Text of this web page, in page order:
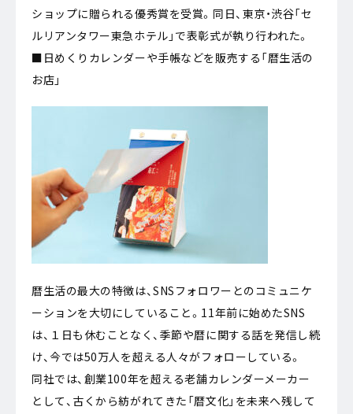
ショップに贈られる優秀賞を受賞。同日、東京・渋谷「セ
ルリアンタワー東急ホテル」で表彰式が執り行われた。
■日めくりカレンダーや手帳などを販売する「暦生活の
お店」
暦生活の最大の特徴は、SNSフォロワーとのコミュニケ
ーションを大切にしていること。11年前に始めたSNS
は、１日も休むことなく、季節や暦に関する話を発信し続
け、今では50万人を超える人々がフォローしている。
同社では、創業100年を超える老舗カレンダーメーカー
として、古くから紡がれてきた「暦文化」を未来へ残して